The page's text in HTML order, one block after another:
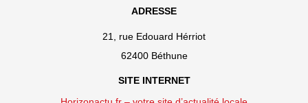
ADRESSE
21, rue Edouard Hérriot
62400 Béthune
SITE INTERNET